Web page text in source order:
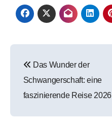
Das Wunder der
Schwangerschaft: eine
faszinierende Reise 2026